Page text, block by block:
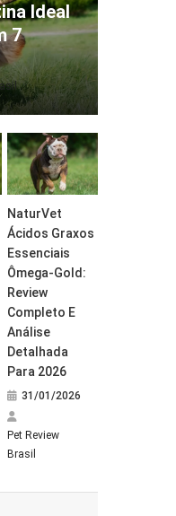
Ideal
7
NaturVet
Ácidos Graxos
Essenciais
Ômega-Gold:
Review
Completo E
Análise
Detalhada
Para 2026
31/01/2026
Pet Review
Brasil